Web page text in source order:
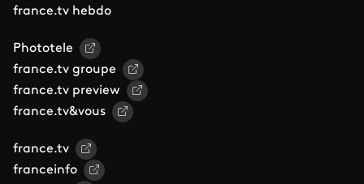
france.tv hebdo
Phototele
france.tv groupe
france.tv preview
france.tv&vous
france.tv
franceinfo